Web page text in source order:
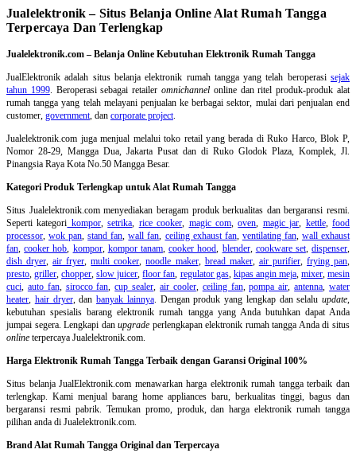
Jualelektronik – Situs Belanja Online Alat Rumah Tangga
Terpercaya Dan Terlengkap
Jualelektronik.com – Belanja Online Kebutuhan Elektronik Rumah Tangga
JualElektronik adalah situs belanja elektronik rumah tanggayang telah beroperasisejak
tahun 1999. Beroperasi sebagai retaileromnichannel online dan ritel produk-produk alat
rumah tangga yang telah melayani penjualan ke berbagai sektor, mulai dari penjualan end
customer, government , dan corporate project
Jualelektronik.com juga menjual melalui toko retail yang berada di Ruko Harco, Blok P,
Nomor 28-29, Mangga Dua, Jakarta Pusat dan di Ruko Glodok Plaza, Komplek, Jl.
Pinangsia Raya Kota No.50 Mangga Besar.
Kategori Produk Terlengkap untuk Alat Rumah Tangga
Situs Jualelektronik.com menyediakan beragam produk berkualitas dan bergaransi resmi.
Seperti kategori kompor,setrika rice cooker magic com,oven magic jar kettle,food
processor ,wok pan ,stand fan ,wall fan ceiling exhaust fan, ventilating fan, wall exhaust
fan ,cooker hob kompor, kompor tanam,cooker hood blender, cookware set,dispenser
dish dryer ,air fryer ,multi cooker ,noodle maker, bread maker, air purifier, frying pan
presto ,griller ,chopper ,slow juicer ,floor fan regulator gas, kipas angin meja, mixer,mesin
cuci auto fan, sirocco fan ,cup sealer ,air cooler, ceiling fan,pompa air ,antenna ,water
heater hair dryer, dan banyak lainnya. Dengan produk yang lengkap dan selalu update
kebutuhan spesialis barang elektronik rumah tangga yang Anda butuhkan dapat Anda
jumpai segera. Lengkapi danupgrade perlengkapan elektronik rumah tangga Anda di situs
online terpercaya Jualelektronik.com.
Harga Elektronik Rumah Tangga Terbaik dengan Garansi Original 100%
Situs belanjaJualElektronik.com menawarkan harga elektronik rumah tangga terbaik dan
terlengkap. Kami menjual barang home appliances baru, berkualitas tinggi, bagus dan
bergaransi resmi pabrik. Temukan promo, produk, dan harga elektronik rumah tangga
pilihan anda di Jualelektronik.com.
Brand Alat Rumah Tangga Original dan Terpercaya